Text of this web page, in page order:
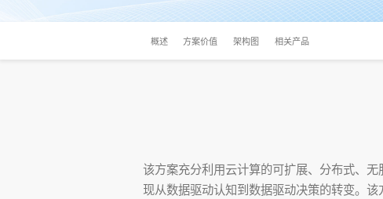
概述 方案价值 架构图 相关产品
该方案充分利用云计算的可扩展、分布式、
现从数据驱动认知到数据驱动决策的转变。